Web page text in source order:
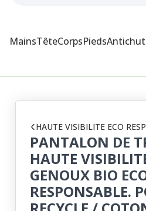
MainsTêteCorpsPieds
HAUTE VISIBILITE ECO
PANTALON DE
HAUTE
GENOUX BIO
RESPONSABLE.